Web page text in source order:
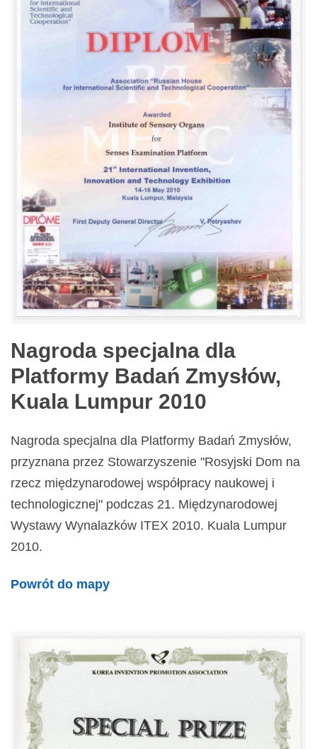
Nagroda specjalna dla
Platformy Badań Zmysłów,
Kuala Lumpur 2010
Nagroda specjalna dla Platformy Badań Zmysłów,
przyznana przez Stowarzyszenie "Rosyjski Dom na
rzecz międzynarodowej współpracy naukowej i
technologicznej" podczas 21. Międzynarodowej
Wystawy Wynalazków ITEX 2010. Kuala Lumpur
2010.
Powrót do mapy